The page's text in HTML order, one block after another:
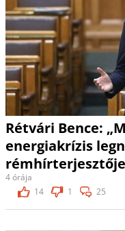
Rétvári Bence:
energiakrízis
4 órája
14
1 25